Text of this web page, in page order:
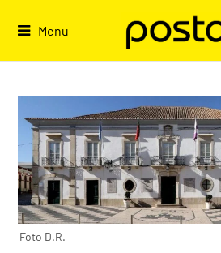
Menu
Foto D.R.